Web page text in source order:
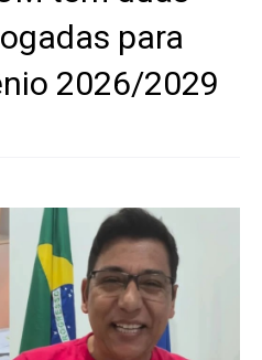
para
2026/2029